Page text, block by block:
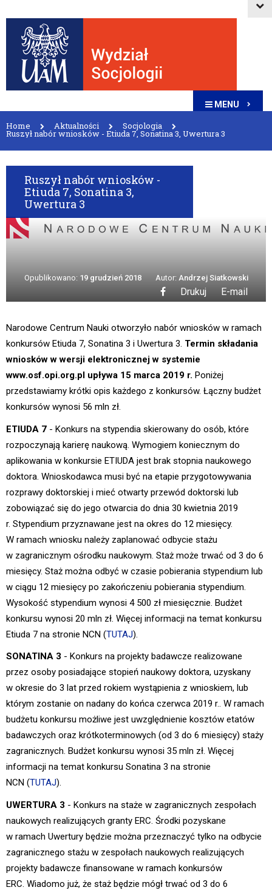
MENU
Home Aktualności Socjologia
Ruszył nabór wniosków - Etiuda 7, Sonatina 3, Uwertura 3
Ruszył nabór wniosków -
Etiuda 7, Sonatina 3,
Uwertura 3
Drukuj E-mail
Opublikowano: 19 grudzień 2018 Autor: Andrzej Siatkowski
Narodowe Centrum Nauki otworzyło nabór wniosków w ramach
konkursów Etiuda 7, Sonatina 3 i Uwertura 3. Termin składania
wniosków w wersji elektronicznej w systemie
www.osf.opi.org.pl upływa 15 marca 2019 r. Poniżej
przedstawiamy krótki opis każdego z konkursów. Łączny budżet
konkursów wynosi 56 mln zł.
ETIUDA 7 - Konkurs na stypendia skierowany do osób, które
rozpoczynają karierę naukową. Wymogiem koniecznym do
aplikowania w konkursie ETIUDA jest brak stopnia naukowego
doktora. Wnioskodawca musi być na etapie przygotowywania
rozprawy doktorskiej i mieć otwarty przewód doktorski lub
zobowiązać się do jego otwarcia do dnia 30 kwietnia 2019
r. Stypendium przyznawane jest na okres do 12 miesięcy.
W ramach wniosku należy zaplanować odbycie stażu
w zagranicznym ośrodku naukowym. Staż może trwać od 3 do 6
miesięcy. Staż można odbyć w czasie pobierania stypendium lub
w ciągu 12 miesięcy po zakończeniu pobierania stypendium.
Wysokość stypendium wynosi 4 500 zł miesięcznie. Budżet
konkursu wynosi 20 mln zł. Więcej informacji na temat konkursu
Etiuda 7 na stronie NCN (TUTAJ).
SONATINA 3 - Konkurs na projekty badawcze realizowane
przez osoby posiadające stopień naukowy doktora, uzyskany
w okresie do 3 lat przed rokiem wystąpienia z wnioskiem, lub
którym zostanie on nadany do końca czerwca 2019 r.. W ramach
budżetu konkursu możliwe jest uwzględnienie kosztów etatów
badawczych oraz krótkoterminowych (od 3 do 6 miesięcy) staży
zagranicznych. Budżet konkursu wynosi 35 mln zł. Więcej
informacji na temat konkursu Sonatina 3 na stronie
NCN (TUTAJ).
UWERTURA 3 - Konkurs na staże w zagranicznych zespołach
naukowych realizujących granty ERC. Środki pozyskane
w ramach Uwertury będzie można przeznaczyć tylko na odbycie
zagranicznego stażu w zespołach naukowych realizujących
projekty badawcze finansowane w ramach konkursów
ERC. Wiadomo już, że staż będzie mógł trwać od 3 do 6